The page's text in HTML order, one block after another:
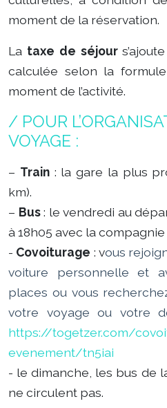
moment de la réservation.
La taxe de séjour
calculée selon la
moment de l’activité.
/ POUR
VOYAGE :
– Train : la gare la plus
km).
– Bus: le vendredi au
à 18h05 avec la
- Covoiturage : vous
voiture personnelle et
places ou vous
votre voyage ou votre
https://togetzer.com/
evenement/tn5iai
- le dimanche, les bus de
ne circulent pas.